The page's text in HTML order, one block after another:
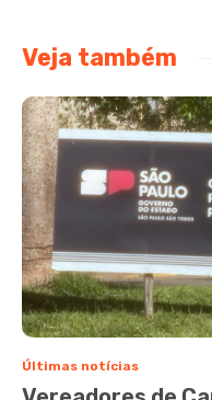
Veja também
Últimas notícias